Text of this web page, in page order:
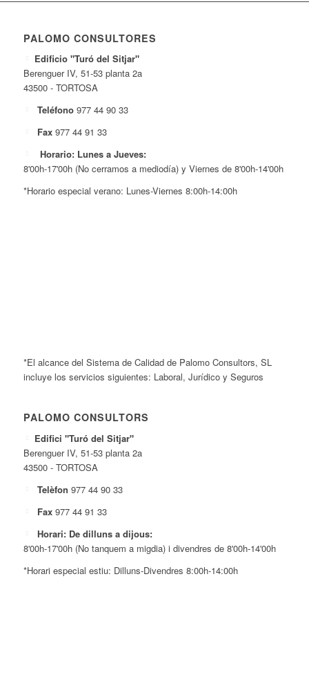
PALOMO CONSULTORES
Edificio "Turó del Sitjar"
Berenguer IV, 51-53 planta 2a
43500 - TORTOSA
Teléfono 977 44 90 33
Fax 977 44 91 33
Horario: Lunes a Jueves:
8'00h-17'00h (No cerramos a mediodía) y Viernes de 8'00h-14'00h
*Horario especial verano: Lunes-Viernes 8:00h-14:00h
*El alcance del Sistema de Calidad de Palomo Consultors, SL
incluye los servicios siguientes: Laboral, Jurídico y Seguros
PALOMO CONSULTORS
Edifici "Turó del Sitjar"
Berenguer IV, 51-53 planta 2a
43500 - TORTOSA
Telèfon 977 44 90 33
Fax 977 44 91 33
Horari: De dilluns a dijous:
8'00h-17'00h (No tanquem a migdia) i divendres de 8'00h-14'00h
*Horari especial estiu: Dilluns-Divendres 8:00h-14:00h